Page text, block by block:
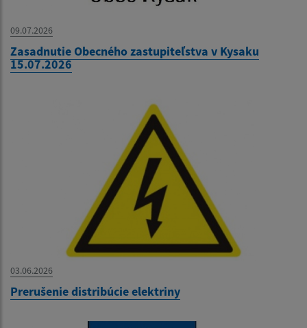
09.07.2026
Zasadnutie Obecného zastupiteľstva v Kysaku
15.07.2026
03.06.2026
Prerušenie distribúcie elektriny